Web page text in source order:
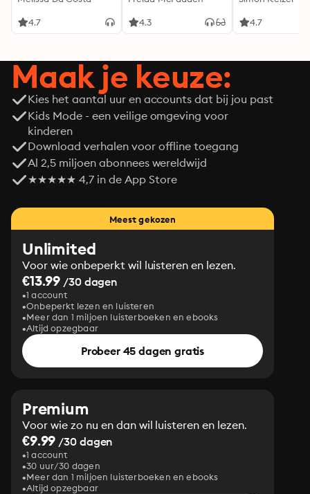
4.7 4.3 4.7
Maak je keuze:
Kies het aantal uur en accounts dat bij jou past
Kids Mode - een veilige omgeving voor
kinderen
Download verhalen voor offline toegang
Al 2,5 miljoen abonnees wereldwijd
★★★★★ 4,7 in de App Store
Meest gekozen
Unlimited
Voor wie onbeperkt wil luisteren en lezen.
€13.99 /30 dagen
1 account
Onbeperkt lezen en luisteren
Meer dan 1 miljoen luisterboeken en ebooks
Altijd opzegbaar
Probeer 45 dagen gratis
Premium
Voor wie zo nu en dan wil luisteren en lezen.
€9.99 /30 dagen
1 account
30 uur/30 dagen
Meer dan 1 miljoen luisterboeken en ebooks
Altijd opzegbaar